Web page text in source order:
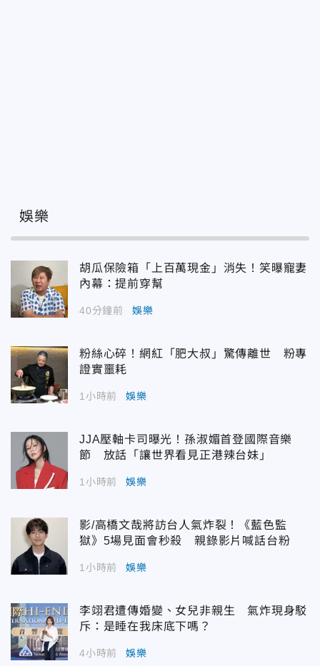
娛樂
胡瓜保險箱「上百萬現金」消失！笑曝寵妻
內幕：提前穿幫
40分鐘前 娛樂
粉絲心碎！網紅「肥大叔」驚傳離世 粉專
證實噩耗
1小時前 娛樂
JJA壓軸卡司曝光！孫淑媚首登國際音樂
節 放話「讓世界看見正港辣台妹」
1小時前 娛樂
影/高橋文哉將訪台人氣炸裂！《藍色監
獄》5場見面會秒殺 親錄影片喊話台粉
1小時前 娛樂
李翊君遭傳婚變、女兒非親生 氣炸現身駁
斥：是睡在我床底下嗎？
4小時前 娛樂